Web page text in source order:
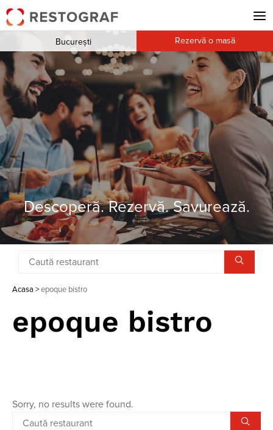
Descoperă. Rezervă. Savurează.
București Rezervă o masă
Acasa >epoque bistro
epoque bistro
Sorry, no results were found.